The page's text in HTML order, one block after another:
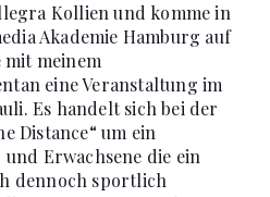
Kollien und komme in
Akademie Hamburg auf
mit meinem
eine Veranstaltung im
Es handelt sich bei der
Distance“ um ein
Erwachsene die ein
dennoch sportlich